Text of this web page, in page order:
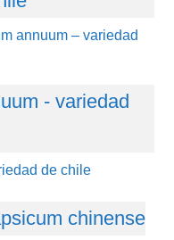
annuum – variedad
de chile